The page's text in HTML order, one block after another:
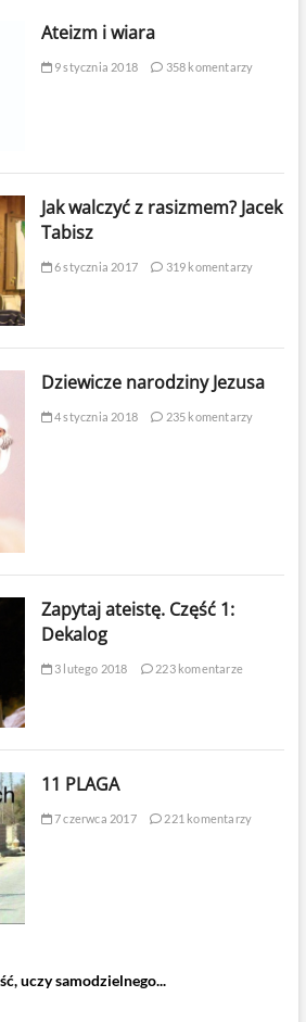
Ateizm i wiara
9 stycznia 2018 358 komentarzy
Jak walczyć z rasizmem? Jacek
Tabisz
6 stycznia 2017 319 komentarzy
Dziewicze narodziny Jezusa
4 stycznia 2018 235 komentarzy
Zapytaj ateistę. Część 1:
Dekalog
3 lutego 2018 223 komentarze
11 PLAGA
7 czerwca 2017 221 komentarzy
uczy samodzielnego...